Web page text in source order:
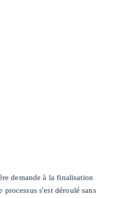
demande à la finalisation
processus s'est déroulé sans